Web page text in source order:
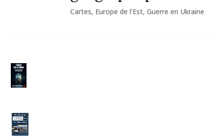
Cartes, Europe de l'Est,Guerre en Ukraine